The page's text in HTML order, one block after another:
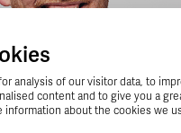
analysis of our visitor data, to
content and to give you a
information about the cookies we